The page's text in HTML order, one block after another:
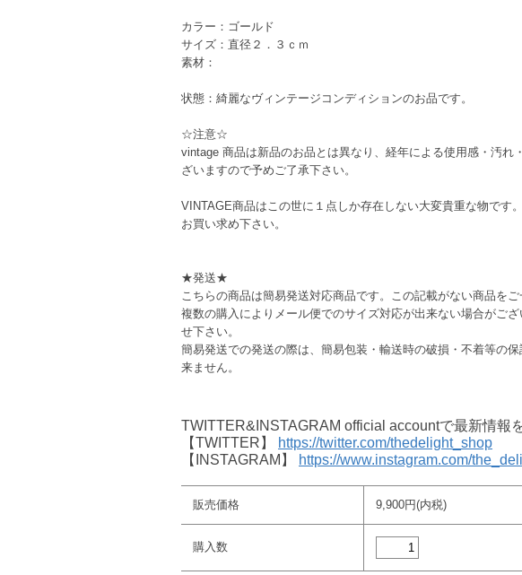
カラー：ゴールド
サイズ：直径２．３ｃｍ
素材：
状態：綺麗なヴィンテージコンディションのお品です。
☆注意☆
vintage 商品は新品のお品とは異なり、経年による使用感・汚
ざいますので予めご了承下さい。
VINTAGE商品はこの世に１点しか存在しない大変貴重な物です
お買い求め下さい。
★発送★
こちらの商品は簡易発送対応商品です。この記載がない商品を
複数の購入によりメール便でのサイズ対応が出来ない場合がご
せ下さい。
簡易発送での発送の際は、簡易包装・輸送時の破損・不着等の
来ません。
TWITTER&INSTAGRAM official accountで最新情報
【TWITTER】
https://twitter.com/thedelight_shop
【INSTAGRAM】
https://www.instagram.com/
販売価格 9,900円(内税)
購入数